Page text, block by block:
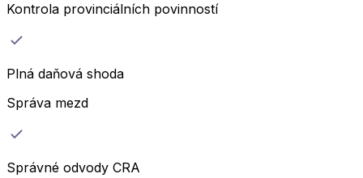
Kontrola provinciálních povinností
Plná daňová shoda
Správa mezd
Správné odvody CRA